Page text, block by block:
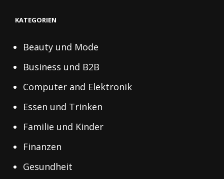
KATEGORIEN
Beauty und Mode
Business und B2B
Computer and Elektronik
Essen und Trinken
Familie und Kinder
Finanzen
Gesundheit